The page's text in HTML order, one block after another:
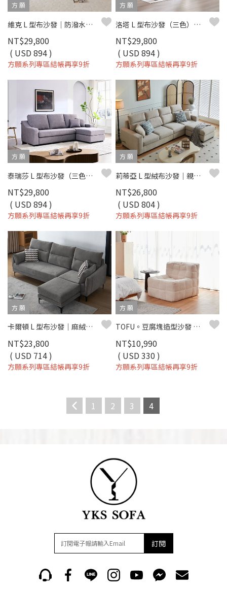
方 願
維克 L 型布沙發｜防潑水科技布 × 可拆洗布套 × 小宅舒適推薦 – 方願系列
NT$29,800
( USD 894 )
方願系列專區結帳再享9折
方 願
洛塔 L 型布沙發（三色）｜超細纖維科技布 × 高彈支撐坐墊 × 小宅舒適推薦 – 方願系列
NT$29,800
( USD 894 )
方願系列專區結帳再享9折
方 願
泰瑞莎 L 型布沙發（三色）｜超細纖維科技布 × 可拆洗布套 × 小宅舒適推薦 – 方願系列
NT$29,800
( USD 894 )
方願系列專區結帳再享9折
方 願
莉蒂亞 L 型絨布沙發｜親膚柔軟 × 獨立筒坐墊 × 移動腳椅 - 方願系列
NT$26,800
( USD 804 )
方願系列專區結帳再享9折
方 願
卡爾頓 L 型布沙發｜麻絨布親膚 × 獨立筒＋大靠枕 × 左右型靈活配置 – 方願系列
NT$23,800
( USD 714 )
方願系列專區結帳再享9折
方 願
TOFU。豆腐塊造型沙發 單人沙發 懶人沙發(二色) - 方願系列
NT$10,990
( USD 330 )
方願系列專區結帳再享9折
1 2 3 4
訂閱